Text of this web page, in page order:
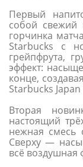
Первый
собой свежий
горчинка
Starbucks с
грейпфрута,
эффект:
конце,
Starbucks
Вторая
настоящий
нежная смесь
Сверху —
всё воздушная